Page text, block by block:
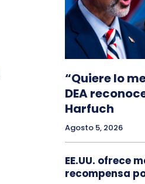
“Quiere lo
DEA
Harfuch
Agosto 5, 2026
EE.UU. ofrece
recompensa